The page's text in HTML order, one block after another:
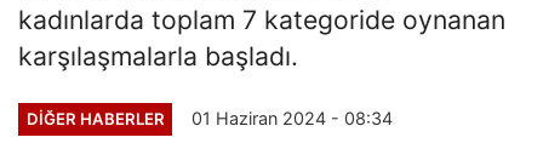
kadınlarda toplam 7 kategoride oynanan
karşılaşmalarla başladı.
DIĞER HABERLER 01 Haziran 2024 - 08:34